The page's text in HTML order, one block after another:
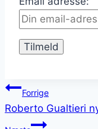
Forrige
Roberto Gualtieri